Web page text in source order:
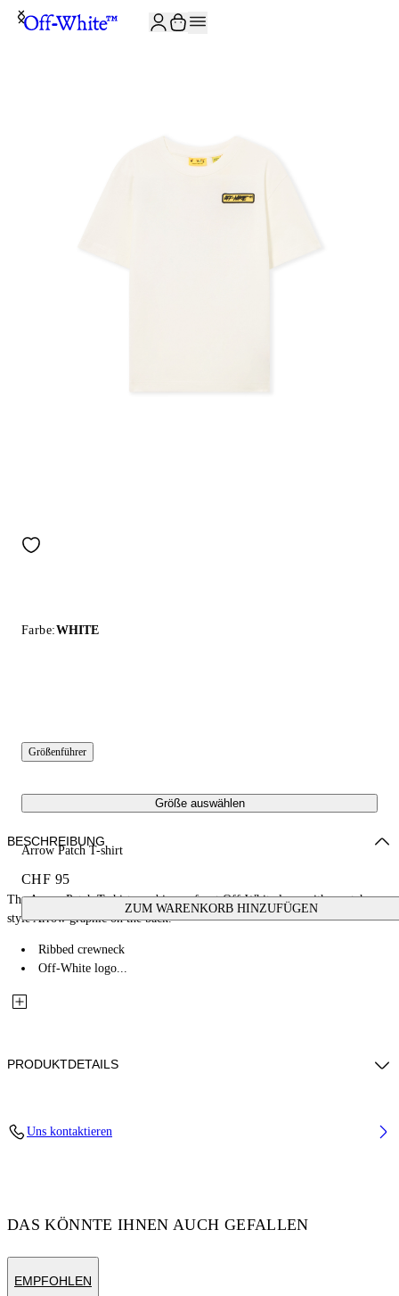
Farbe:WHITE
Größenführer
Größe auswählen
Arrow Patch T-shirt
CHF 95
ZUM WARENKORB HINZUFÜGEN
BESCHREIBUNG
The Arrow Patch T-shirt combines a front Off-White logo with a patch-
style Arrow graphic on the back.
Ribbed crewneck
Off-White logo...
PRODUKTDETAILS
Uns kontaktieren
DAS KÖNNTE IHNEN AUCH GEFALLEN
EMPFOHLEN